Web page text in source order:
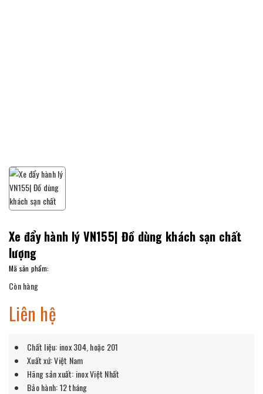
Xe đẩy hành lý VN155| Đồ dùng khách sạn chất
lượng
Mã sản phẩm:
Còn hàng
Liên hệ
Chất liệu: inox 304, hoặc 201
Xuất xứ: Việt Nam
Hãng sản xuất: inox Việt Nhất
Bảo hành: 12 tháng